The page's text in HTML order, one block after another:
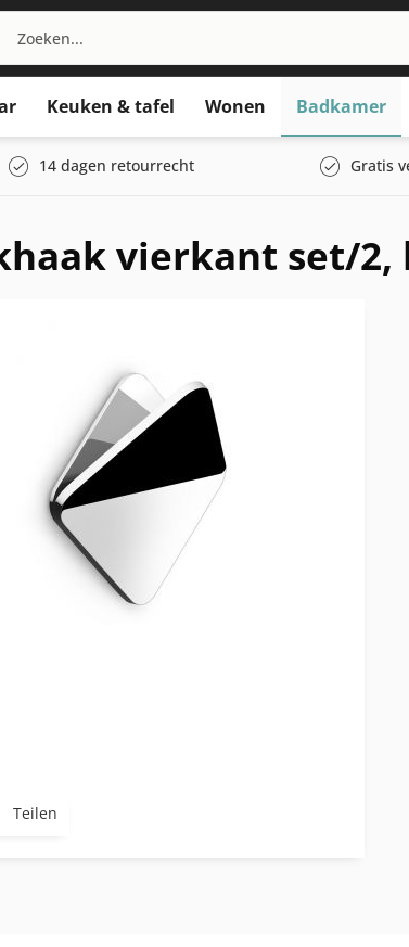
Keuken & tafel Wonen Badkamer
14 dagen retourrecht Gratis
vierkant set/2,
Teilen